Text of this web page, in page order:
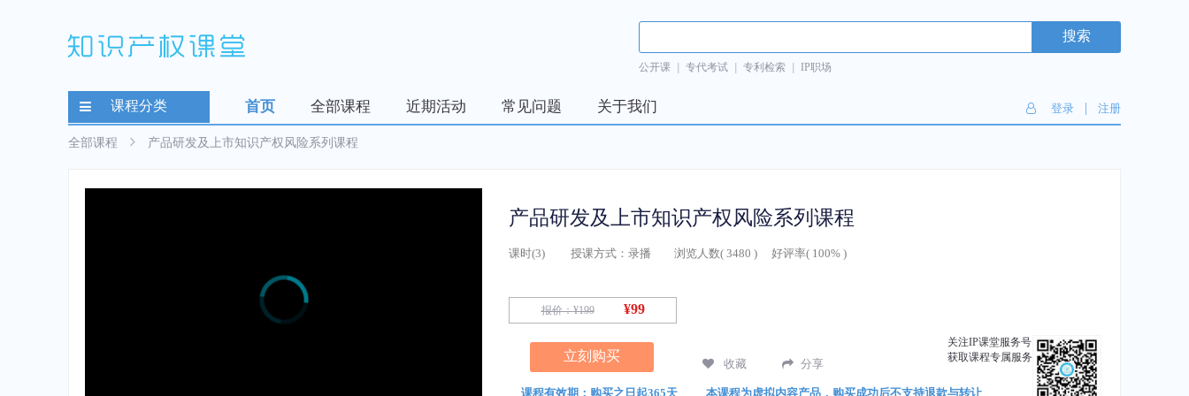
搜索
公开课 专代考试 专利检索 IP职场
课程分类 首页 全部课程 近期活动 常见问题 关于我们 登录 注册
全部课程 产品研发及上市知识产权风险系列课程
关注IP课堂服务号
获取课程专属服务
产品研发及上市知识产权风险系列课程
课时(3) 授课方式： 录播 浏览人数( 3480 ) 好评率( 100% )
报价：¥199 ¥99
立刻购买 收藏 分享
课程有效期：购买之日起365天 本课程为虚拟内容产品，购买成功后不支持退款与转让